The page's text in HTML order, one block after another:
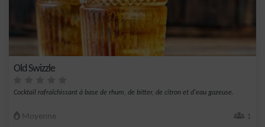
Old Swizzle
Cocktail rafraîchissant à base de rhum, de bitter, de citron et d'eau gazeuse.
Moyenne 1